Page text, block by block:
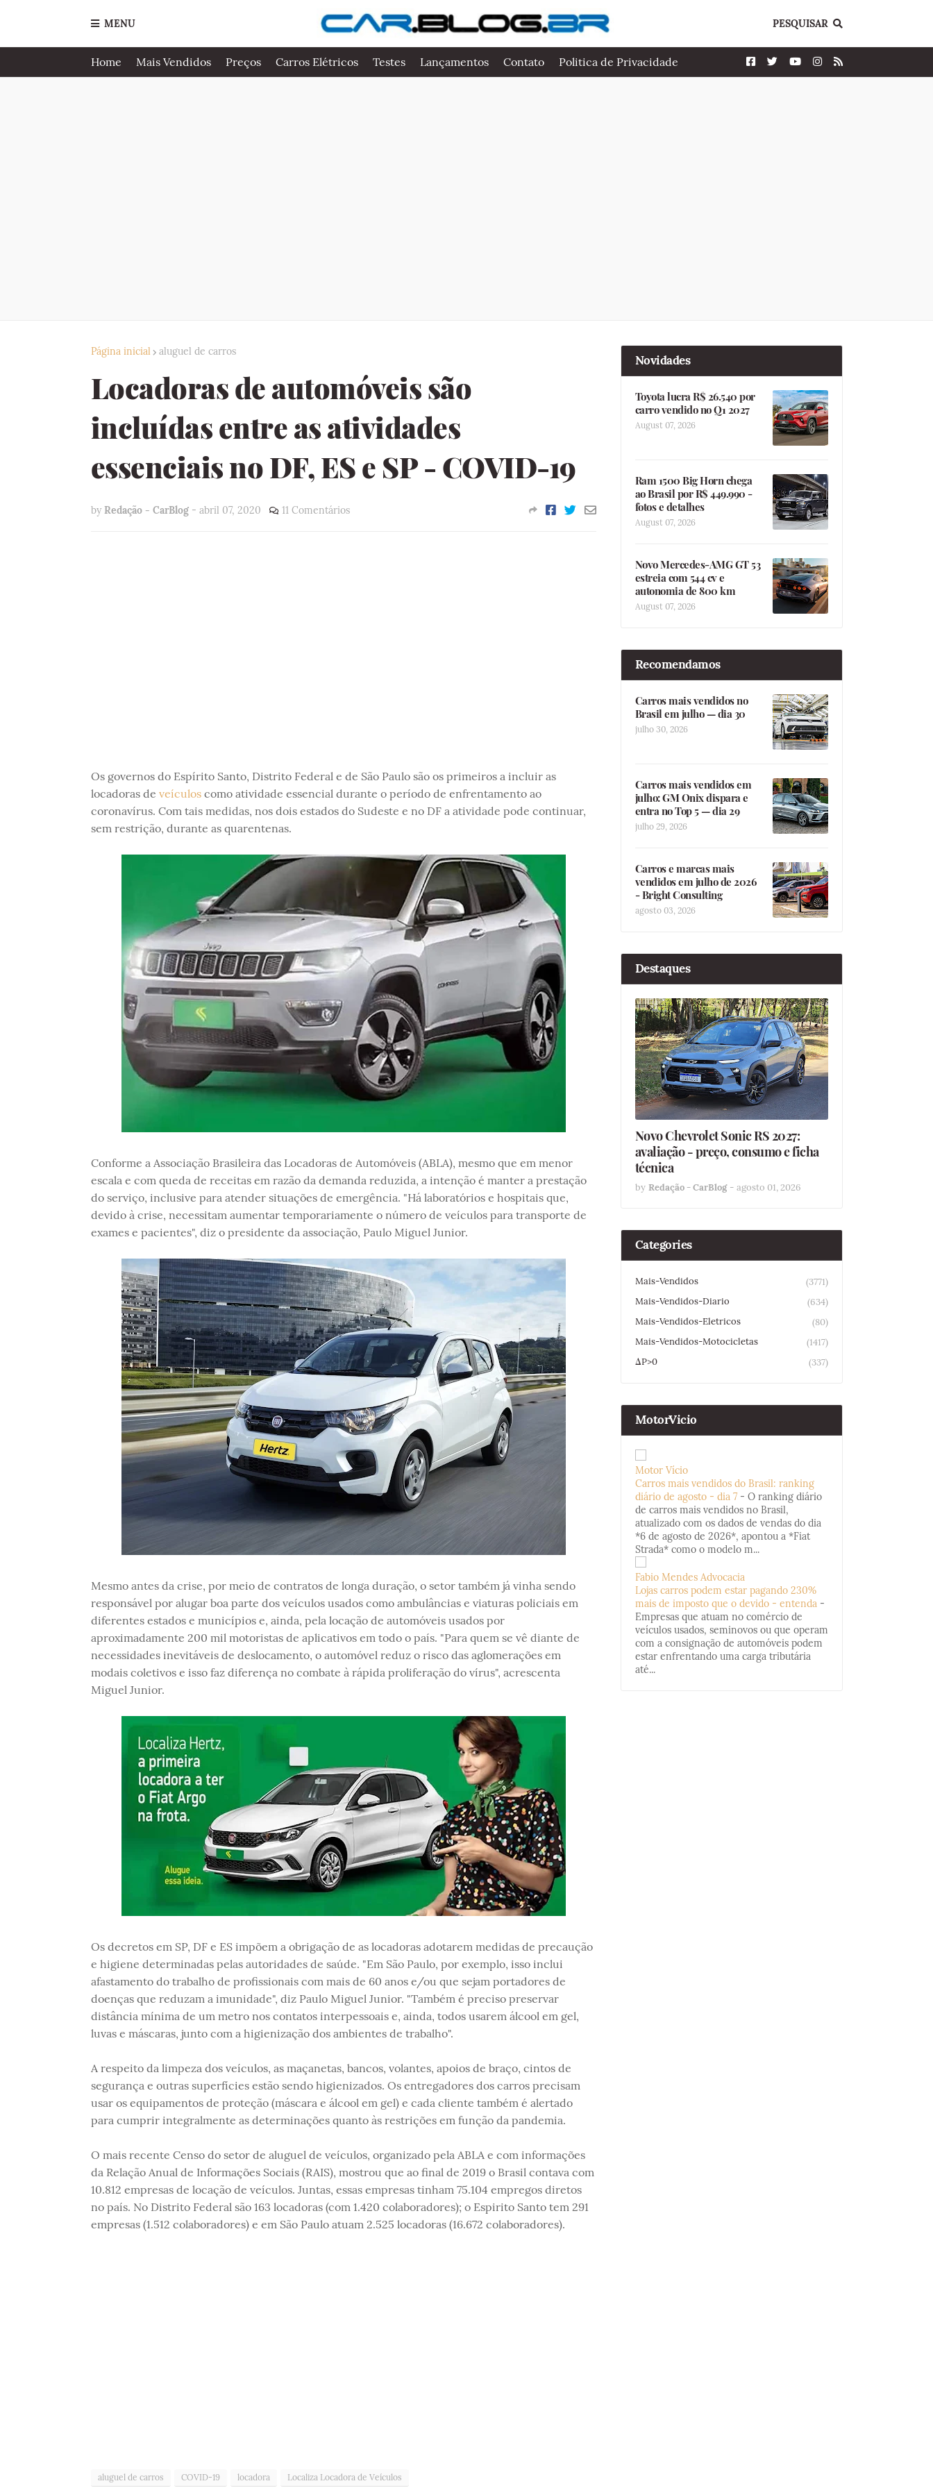
MENU PESQUISAR
Home Mais Vendidos Preços Carros Elétricos Testes Lançamentos Contato Politica de Privacidade
Página inicial aluguel de carros
Locadoras de automóveis são
incluídas entre as atividades
essenciais no DF, ES e SP - COVID-19
by Redação - CarBlog - abril 07, 2020 11 Comentários
Os governos do Espírito Santo, Distrito Federal e de São Paulo são os primeiros a incluir as
locadoras de veículoscomo atividade essencial durante o período de enfrentamento ao
coronavírus. Com tais medidas, nos dois estados do Sudeste e no DF a atividade pode continuar,
sem restrição, durante as quarentenas.
Conforme a Associação Brasileira das Locadoras de Automóveis (ABLA), mesmo que em menor
escala e com queda de receitas em razão da demanda reduzida, a intenção é manter a prestação
do serviço, inclusive para atender situações de emergência. "Há laboratórios e hospitais que,
devido à crise, necessitam aumentar temporariamente o número de veículos para transporte de
exames e pacientes", diz o presidente da associação, Paulo Miguel Junior.
Mesmo antes da crise, por meio de contratos de longa duração, o setor também já vinha sendo
responsável por alugar boa parte dos veículos usados como ambulâncias e viaturas policiais em
diferentes estados e municípios e, ainda, pela locação de automóveis usados por
aproximadamente 200 mil motoristas de aplicativos em todo o país. "Para quem se vê diante de
necessidades inevitáveis de deslocamento, o automóvel reduz o risco das aglomerações em
modais coletivos e isso faz diferença no combate à rápida proliferação do vírus", acrescenta
Miguel Junior.
Os decretos em SP, DF e ES impõem a obrigação de as locadoras adotarem medidas de precaução
e higiene determinadas pelas autoridades de saúde. "Em São Paulo, por exemplo, isso inclui
afastamento do trabalho de profissionais com mais de 60 anos e/ou que sejam portadores de
doenças que reduzam a imunidade", diz Paulo Miguel Junior. "Também é preciso preservar
distância mínima de um metro nos contatos interpessoais e, ainda, todos usarem álcool em gel,
luvas e máscaras, junto com a higienização dos ambientes de trabalho".
A respeito da limpeza dos veículos, as maçanetas, bancos, volantes, apoios de braço, cintos de
segurança e outras superfícies estão sendo higienizados. Os entregadores dos carros precisam
usar os equipamentos de proteção (máscara e álcool em gel) e cada cliente também é alertado
para cumprir integralmente as determinações quanto às restrições em função da pandemia.
O mais recente Censo do setor de aluguel de veículos, organizado pela ABLA e com informações
da Relação Anual de Informações Sociais (RAIS), mostrou que ao final de 2019 o Brasil contava com
10.812 empresas de locação de veículos. Juntas, essas empresas tinham 75.104 empregos diretos
no país. No Distrito Federal são 163 locadoras (com 1.420 colaboradores); o Espirito Santo tem 291
empresas (1.512 colaboradores) e em São Paulo atuam 2.525 locadoras (16.672 colaboradores).
aluguel de carros COVID-19 locadora Localiza Locadora de Veículos
Novidades
Toyota lucra R$ 26.540 por
carro vendido no Q1 2027
August 07, 2026
Ram 1500 Big Horn chega
ao Brasil por R$ 449.990 -
fotos e detalhes
August 07, 2026
Novo Mercedes-AMG GT 53
estreia com 544 cv e
autonomia de 800 km
August 07, 2026
Recomendamos
Carros mais vendidos no
Brasil em julho — dia 30
julho 30, 2026
Carros mais vendidos em
julho: GM Onix dispara e
entra no Top 5 — dia 29
julho 29, 2026
Carros e marcas mais
vendidos em julho de 2026
- Bright Consulting
agosto 03, 2026
Destaques
Novo Chevrolet Sonic RS 2027:
avaliação - preço, consumo e ficha
técnica
by Redação - CarBlog - agosto 01, 2026
Categories
Mais-Vendidos
(3771)
Mais-Vendidos-Diario
(634)
Mais-Vendidos-Eletricos
(80)
Mais-Vendidos-Motocicletas
(1417)
ΔP>0
(337)
MotorVicio
Motor Vício
Carros mais vendidos do Brasil: ranking
diário de agosto - dia 7 - O ranking diário
de carros mais vendidos no Brasil,
atualizado com os dados de vendas do dia
*6 de agosto de 2026*, apontou a *Fiat
Strada* como o modelo m...
Fabio Mendes Advocacia
Lojas carros podem estar pagando 230%
mais de imposto que o devido - entenda -
Empresas que atuam no comércio de
veículos usados, seminovos ou que operam
com a consignação de automóveis podem
estar enfrentando uma carga tributária
até...